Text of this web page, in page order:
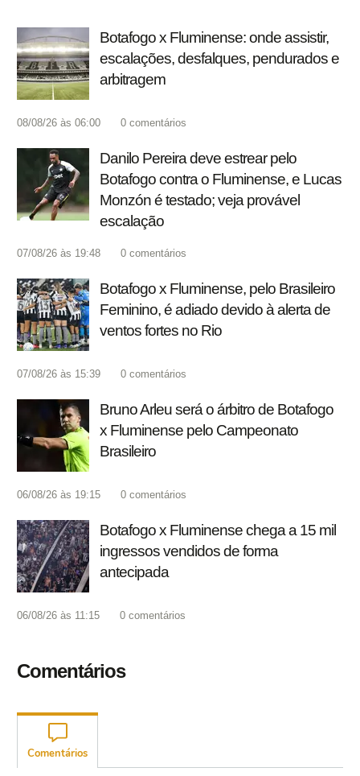
Botafogo x Fluminense: onde assistir,
escalações, desfalques, pendurados e
arbitragem
08/08/26 às 06:00 0 comentários
Danilo Pereira deve estrear pelo
Botafogo contra o Fluminense, e Lucas
Monzón é testado; veja provável
escalação
07/08/26 às 19:48 0 comentários
Botafogo x Fluminense, pelo Brasileiro
Feminino, é adiado devido à alerta de
ventos fortes no Rio
07/08/26 às 15:39 0 comentários
Bruno Arleu será o árbitro de Botafogo
x Fluminense pelo Campeonato
Brasileiro
06/08/26 às 19:15 0 comentários
Botafogo x Fluminense chega a 15 mil
ingressos vendidos de forma
antecipada
06/08/26 às 11:15 0 comentários
Comentários